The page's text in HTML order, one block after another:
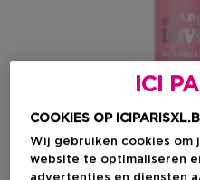
ICI
COOKIES OP
Wij gebruiken cookies om
website te optimaliseren